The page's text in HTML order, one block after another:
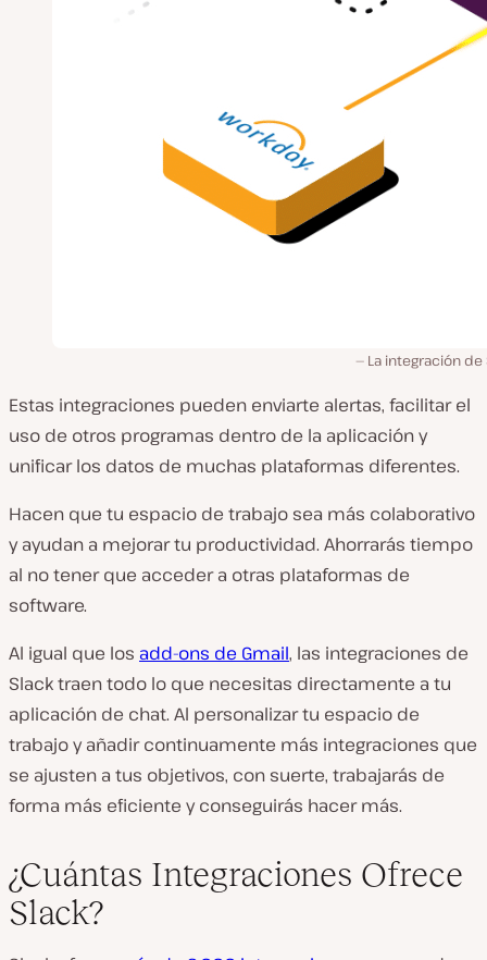
La integración de
Estas integraciones pueden enviarte alertas, facilitar el
uso de otros programas dentro de la aplicación y
unificar los datos de muchas plataformas diferentes.
Hacen que tu espacio de trabajo sea más colaborativo
y ayudan a mejorar tu productividad. Ahorrarás tiempo
al no tener que acceder a otras plataformas de
software.
Al igual que los add-ons de Gmail, las integraciones de
Slack traen todo lo que necesitas directamente a tu
aplicación de chat. Al personalizar tu espacio de
trabajo y añadir continuamente más integraciones que
se ajusten a tus objetivos, con suerte, trabajarás de
forma más eficiente y conseguirás hacer más.
¿Cuántas Integraciones Ofrece
Slack?